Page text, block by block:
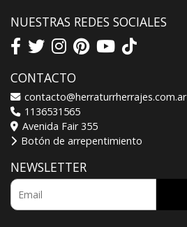
NUESTRAS REDES SOCIALES
CONTACTO
contacto@herraturrherrajes.com.ar
1136531565
Avenida Fair 355
Botón de arrepentimiento
NEWSLETTER